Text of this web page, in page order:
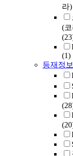
라)
(
(1)
등재정보